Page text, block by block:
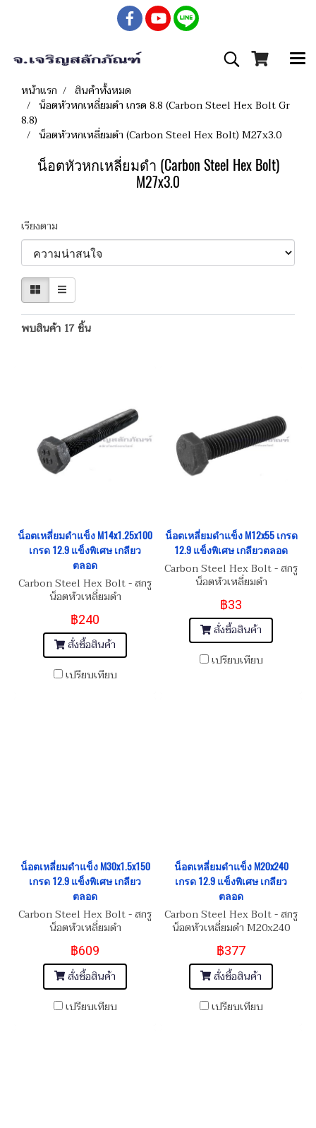
หน้าแรก
สินค้าทั้งหมด
น็อตหัวหกเหลี่ยมดำ เกรด 8.8 (Carbon Steel Hex Bolt Gr
8.8)
น็อตหัวหกเหลี่ยมดำ (Carbon Steel Hex Bolt) M27x3.0
น็อตหัวหกเหลี่ยมดำ (Carbon Steel Hex Bolt)
M27x3.0
เรียงตาม
พบสินค้า 17 ชิ้น
น็อตเหลี่ยมดำแข็ง M14x1.25x100
เกรด 12.9 แข็งพิเศษ เกลียว
ตลอด
Carbon Steel Hex Bolt - สกรู
น็อตหัวเหลี่ยมดำ
M14x1.25x100
฿240
สั่งซื้อสินค้า
เปรียบเทียบ
น็อตเหลี่ยมดำแข็ง M12x55 เกรด
12.9 แข็งพิเศษ เกลียวตลอด
Carbon Steel Hex Bolt - สกรู
น็อตหัวเหลี่ยมดำ
M12x1.75x55
฿33
สั่งซื้อสินค้า
เปรียบเทียบ
น็อตเหลี่ยมดำแข็ง M30x1.5x150
เกรด 12.9 แข็งพิเศษ เกลียว
ตลอด
Carbon Steel Hex Bolt - สกรู
น็อตหัวเหลี่ยมดำ
M30x1.5x150
฿609
สั่งซื้อสินค้า
เปรียบเทียบ
น็อตเหลี่ยมดำแข็ง M20x240
เกรด 12.9 แข็งพิเศษ เกลียว
ตลอด
Carbon Steel Hex Bolt - สกรู
น็อตหัวเหลี่ยมดำ M20x240
฿377
สั่งซื้อสินค้า
เปรียบเทียบ